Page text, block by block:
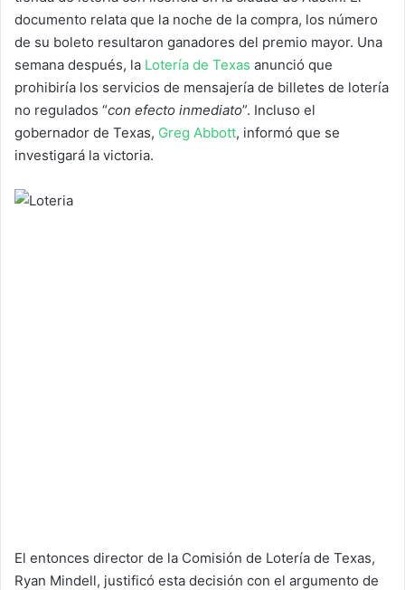
documento relata que la noche de la compra, los número
de su boleto resultaron ganadores del premio mayor. Una
semana después, la Lotería de Texas anunció que
prohibiría los servicios de mensajería de billetes de lotería
no regulados “con efecto inmediato”. Incluso el
gobernador de Texas, Greg Abbott, informó que se
investigará la victoria.
El entonces director de la Comisión de Lotería de Texas,
Ryan Mindell, justificó esta decisión con el argumento de